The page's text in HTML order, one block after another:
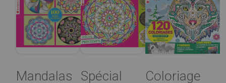
Mandalas
Spécial
Coloriage